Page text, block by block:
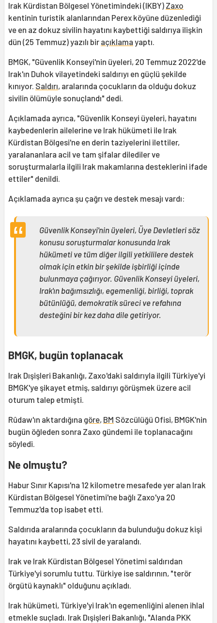
Irak Kürdistan Bölgesel Yönetimindeki (IKBY) Zaxo
kentinin turistik alanlarından Perex köyüne düzenlediği
ve en az dokuz sivilin hayatını kaybettiği saldırıya ilişkin
dün (25 Temmuz) yazılı bir açıklama yaptı.
BMGK, "Güvenlik Konseyi'nin üyeleri, 20 Temmuz 2022'de
Irak'ın Duhok vilayetindeki saldırıyı en güçlü şekilde
kınıyor. Saldırı, aralarında çocukların da olduğu dokuz
sivilin ölümüyle sonuçlandı" dedi.
Açıklamada ayrıca, "Güvenlik Konseyi üyeleri, hayatını
kaybedenlerin ailelerine ve Irak hükümeti ile Irak
Kürdistan Bölgesi'ne en derin taziyelerini ilettiler,
yaralananlara acil ve tam şifalar dilediler ve
soruşturmalarla ilgili Irak makamlarına desteklerini ifade
ettiler" denildi.
Açıklamada ayrıca şu çağrı ve destek mesajı vardı:
Güvenlik Konseyi'nin üyeleri, Üye Devletleri söz
konusu soruşturmalar konusunda Irak
hükümeti ve tüm diğer ilgili yetkililere destek
olmak için etkin bir şekilde işbirliği içinde
bulunmaya çağırıyor. Güvenlik Konseyi üyeleri,
Irak'ın bağımsızlığı, egemenliği, birliği, toprak
bütünlüğü, demokratik süreci ve refahına
desteğini bir kez daha dile getiriyor.
BMGK, bugün toplanacak
Irak Dışişleri Bakanlığı, Zaxo'daki saldırıyla ilgili Türkiye'yi
BMGK'ye şikayet etmiş, saldırıyı görüşmek üzere acil
oturum talep etmişti.
Rûdaw'ın aktardığına göre, BM Sözcülüğü Ofisi, BMGK'nin
bugün öğleden sonra Zaxo gündemi ile toplanacağını
söyledi.
Ne olmuştu?
Habur Sınır Kapısı'na 12 kilometre mesafede yer alan Irak
Kürdistan Bölgesel Yönetimi'ne bağlı Zaxo'ya 20
Temmuz'da top isabet etti.
Saldırıda aralarında çocukların da bulunduğu dokuz kişi
hayatını kaybetti, 23 sivil de yaralandı.
Irak ve Irak Kürdistan Bölgesel Yönetimi saldırıdan
Türkiye'yi sorumlu tuttu. Türkiye ise saldırının, "terör
örgütü kaynaklı" olduğunu açıkladı.
Irak hükümeti, Türkiye'yi Irak'ın egemenliğini alenen ihlal
etmekle suçladı. Irak Dışişleri Bakanlığı, "Alanda PKK